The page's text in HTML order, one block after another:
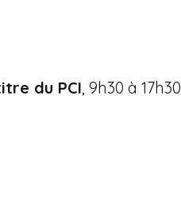
du PCI, 9h30 à 17h30